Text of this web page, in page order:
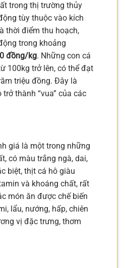
trong thị trường thủy
tùy thuộc vào kích
thời điểm thu hoạch,
trong khoảng
đồng/kg. Những con cá
100kg trở lên, có thể đạt
triệu đồng. Đây là
thành “vua” của các
giá là một trong những
có màu trắng ngà, dai,
biệt, thịt cá hô giàu
và khoáng chất, rất
món ăn được chế biến
lẩu, nướng, hấp, chiên
vị đặc trưng, thơm